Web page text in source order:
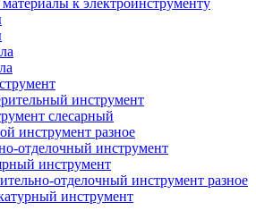
к электроинструменту
инструмент
слесарный
инструмент разное
отделочный инструмент
инструмент
отделочный инструмент разное
инструмент